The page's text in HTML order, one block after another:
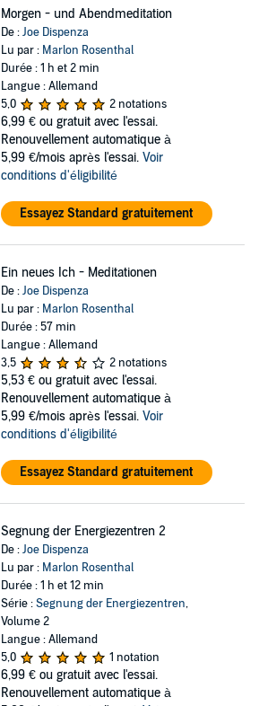
Morgen - und Abendmeditation
De :Joe Dispenza
Lu par : Marlon Rosenthal
Durée : 1 h et 2 min
Langue : Allemand
5,0
2 notations
6,99 € ou gratuit avec l'essai.
Renouvellement automatique à
5,99 €/mois après l'essai. Voir
conditions d'éligibilité
Essayez Standard gratuitement
Ein neues Ich - Meditationen
De :Joe Dispenza
Lu par : Marlon Rosenthal
Durée : 57 min
Langue : Allemand
3,5
2 notations
5,53 € ou gratuit avec l'essai.
Renouvellement automatique à
5,99 €/mois après l'essai. Voir
conditions d'éligibilité
Essayez Standard gratuitement
Segnung der Energiezentren 2
De :Joe Dispenza
Lu par : Marlon Rosenthal
Durée : 1 h et 12 min
Série :Segnung der Energiezentren,
Volume 2
Langue : Allemand
5,0
1 notation
6,99 € ou gratuit avec l'essai.
Renouvellement automatique à